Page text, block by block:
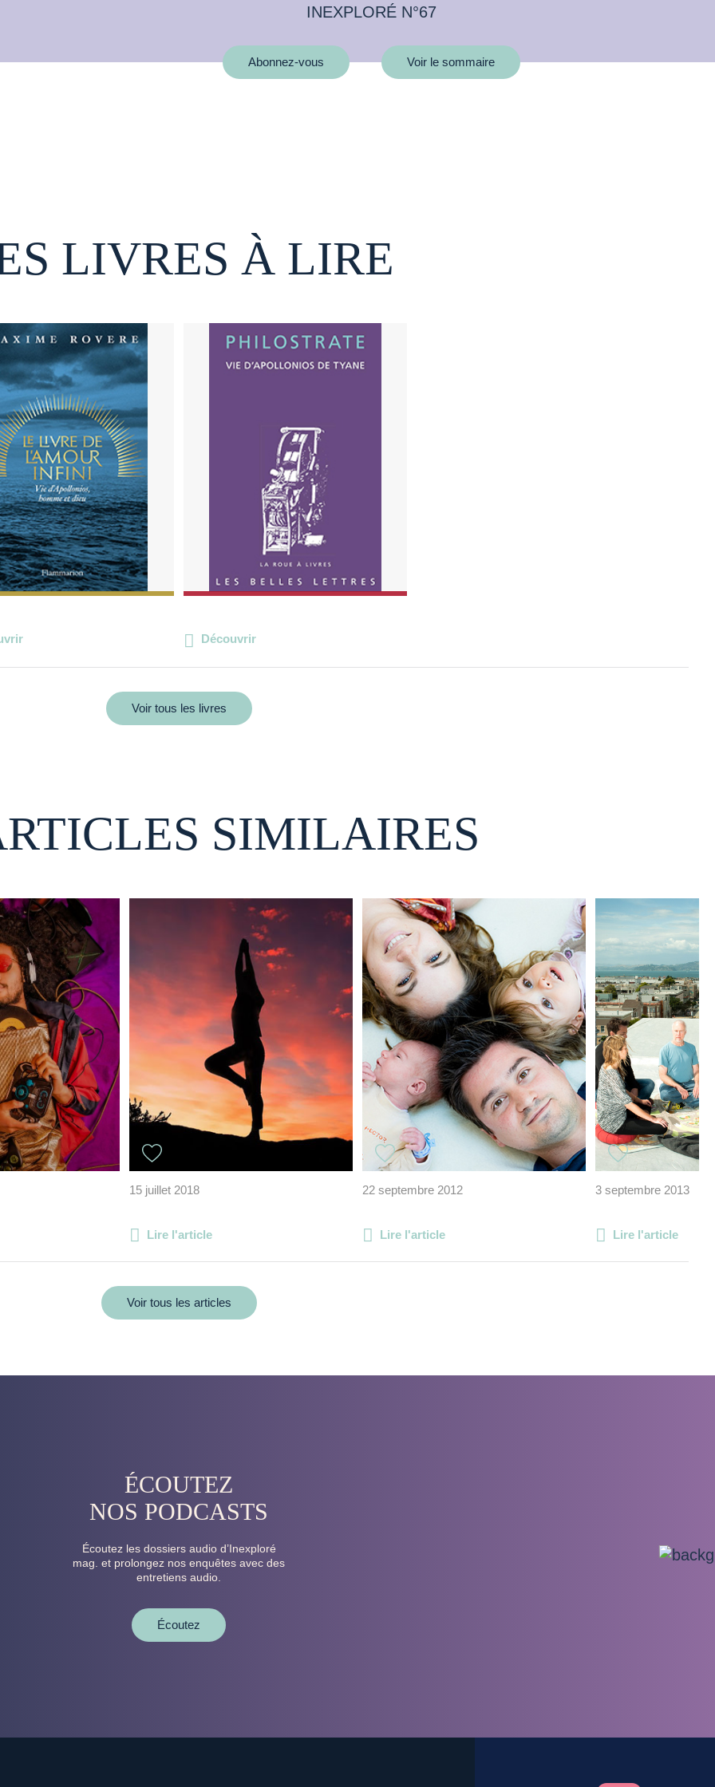
INEXPLORÉ N°67
Abonnez-vous Voir le sommaire
LIVRES À LIRE
Découvrir
Voir tous les livres
SIMILAIRES
15 juillet 2018
Lire l'article
22 septembre 2012
Lire l'article
3 septembre 2013
Lire l'article
Voir tous les articles
ÉCOUTEZ
NOS PODCASTS
Écoutez les dossiers audio d’Inexploré
mag. et prolongez nos enquêtes avec des
entretiens audio.
Écoutez